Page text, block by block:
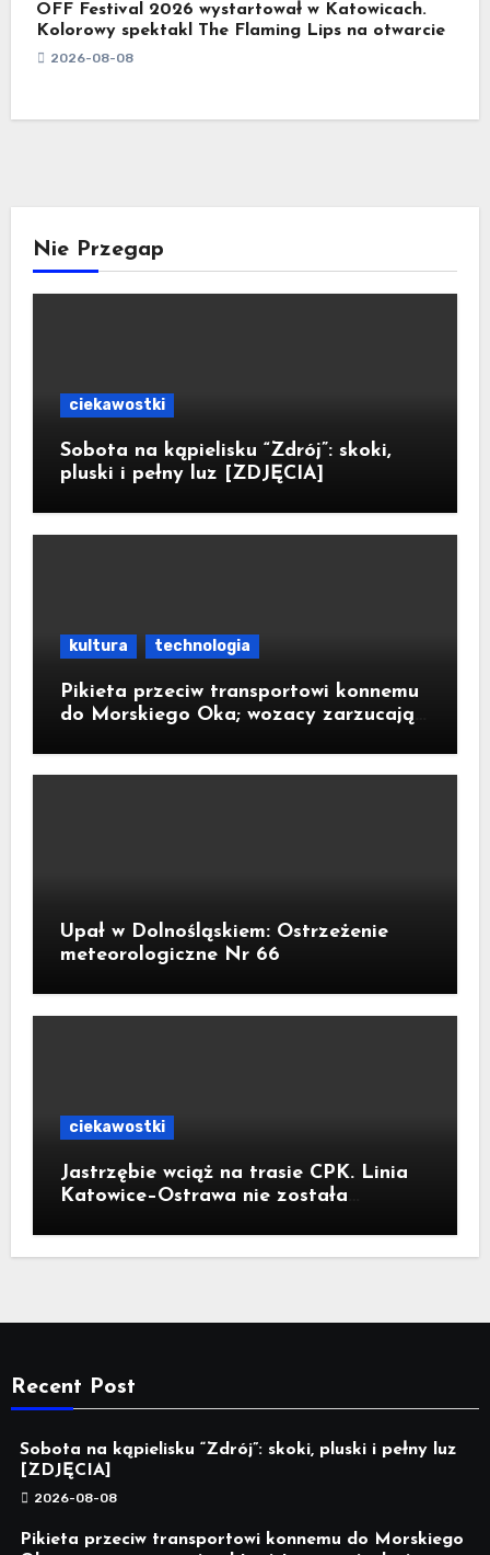
OFF Festival 2026 wystartował w Katowicach.
Kolorowy spektakl The Flaming Lips na otwarcie
2026-08-08
Nie Przegap
ciekawostki
Sobota na kąpielisku “Zdrój”: skoki,
pluski i pełny luz [ZDJĘCIA]
kultura technologia
Pikieta przeciw transportowi konnemu
do Morskiego Oka; wozacy zarzucają
Upał w Dolnośląskiem: Ostrzeżenie
meteorologiczne Nr 66
ciekawostki
Jastrzębie wciąż na trasie CPK. Linia
Katowice–Ostrawa nie została
Recent Post
Sobota na kąpielisku “Zdrój”: skoki, pluski i pełny luz
[ZDJĘCIA]
2026-08-08
Pikieta przeciw transportowi konnemu do Morskiego